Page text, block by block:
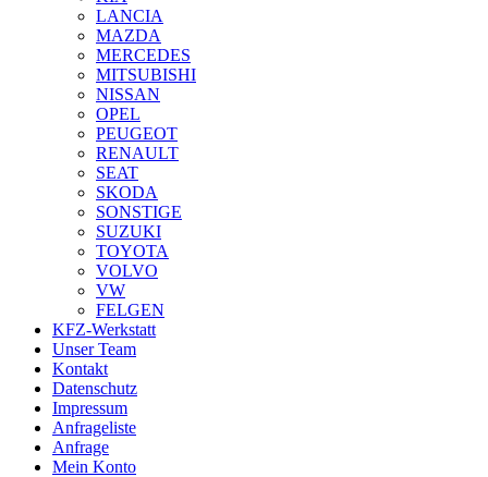
LANCIA
MAZDA
MERCEDES
MITSUBISHI
NISSAN
OPEL
PEUGEOT
RENAULT
SEAT
SKODA
SONSTIGE
SUZUKI
TOYOTA
VOLVO
VW
FELGEN
KFZ-Werkstatt
Unser Team
Kontakt
Datenschutz
Impressum
Anfrageliste
Anfrage
Mein Konto